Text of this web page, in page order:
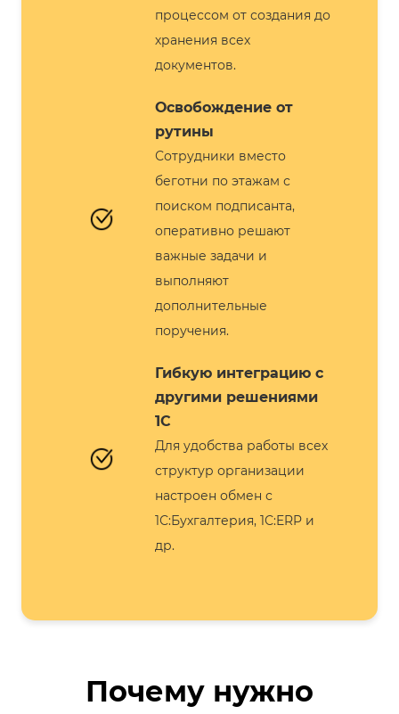
процессом от создания до
хранения всех
документов.
Освобождение от
рутины
Сотрудники вместо
беготни по этажам с
поиском подписанта,
оперативно решают
важные задачи и
выполняют
дополнительные
поручения.
Гибкую интеграцию с
другими решениями
1С
Для удобства работы всех
структур организации
настроен обмен с
1С:Бухгалтерия, 1С:ERP и
др.
Почему нужно